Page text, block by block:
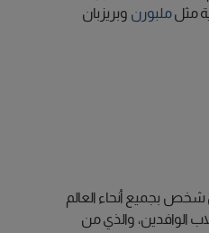
مثلملبورن وبريزبان
من تريليون شخص بجميع أنحاء العالم
الوافدين، والذي من